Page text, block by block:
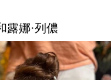
露娜·列儂